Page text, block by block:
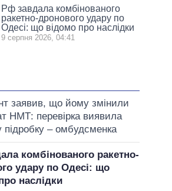
Рф завдала комбінованого
ракетно-дронового удару по
Одесі: що відомо про наслідки
9 серпня 2026, 04:41
заявив, що йому змінили
НМТ: перевірка виявила
– омбудсменка
комбінованого ракетно-
удару по Одесі: що
наслідки